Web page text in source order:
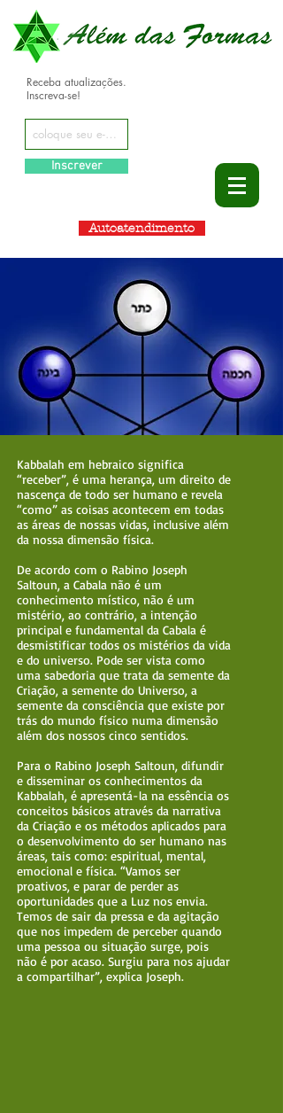
Receba atualizações.
Inscreva-se!
Inscrever
Autoatendimento
Kabbalah em hebraico significa
“receber”, é uma herança, um direito de
nascença de todo ser humano e revela
“como” as coisas acontecem em todas
as áreas de nossas vidas, inclusive além
da nossa dimensão física.
De acordo com o Rabino Joseph
Saltoun, a Cabala não é um
conhecimento místico, não é um
mistério, ao contrário, a intenção
principal e fundamental da Cabala é
desmistificar todos os mistérios da vida
e do universo. Pode ser vista como
uma sabedoria que trata da semente da
Criação, a semente do Universo, a
semente da consciência que existe por
trás do mundo físico numa dimensão
além dos nossos cinco sentidos.
Para o Rabino Joseph Saltoun, difundir
e disseminar os conhecimentos da
Kabbalah, é apresentá-la na essência os
conceitos básicos através da narrativa
da Criação e os métodos aplicados para
o desenvolvimento do ser humano nas
áreas, tais como: espiritual, mental,
emocional e física. “Vamos ser
proativos, e parar de perder as
oportunidades que a Luz nos envia.
Temos de sair da pressa e da agitação
que nos impedem de perceber quando
uma pessoa ou situação surge, pois
não é por acaso. Surgiu para nos ajudar
a compartilhar”, explica Joseph.